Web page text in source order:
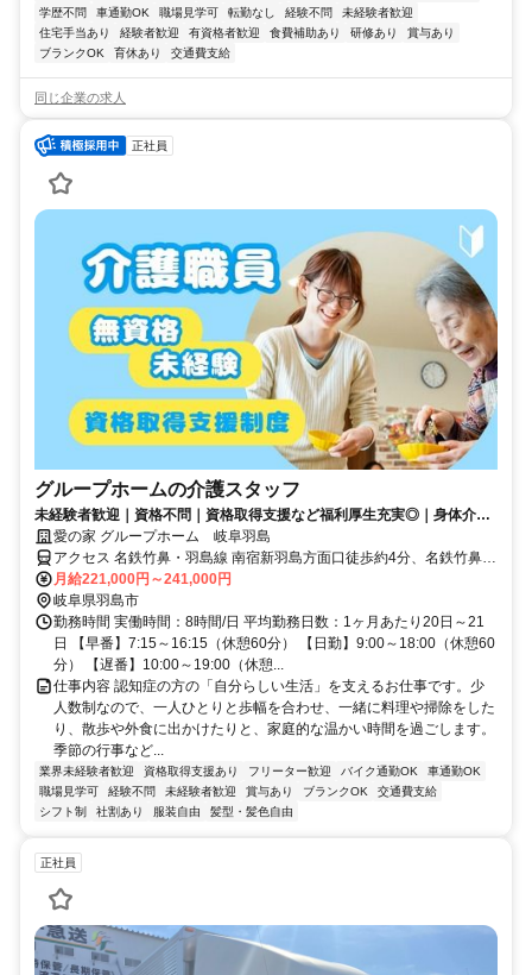
学歴不問
車通勤OK 職場見学可 転勤なし 経験不問
未経験者歓迎
住宅手当あり
経験者歓迎 有資格者歓迎 食費補助あり 研修あり
賞与あり
ブランクOK
育休あり 交通費支給
同じ企業の求人
正社員
グループホームの介護スタッフ
未経験者歓迎｜資格不問｜資格取得支援など福利厚生充実◎｜身体介助
少なめ（対話が中心）
愛の家 グループホーム 岐阜羽島
アクセス 名鉄竹鼻・羽島線 南宿新羽島方面口徒歩約4分、名鉄竹鼻・
羽島線/名鉄名古屋本線 須賀徒歩約15分、名鉄竹鼻・羽島線/名鉄名古
屋本線 不破一色徒歩約26分 名鉄竹鼻線「南宿駅」より徒歩9分
月給221,000円～241,000円
岐阜県羽島市
勤務時間 実働時間：8時間/日 平均勤務日数：1ヶ月あたり20日～21
日 【早番】7:15～16:15（休憩60分） 【日勤】9:00～18:00（休憩60
分） 【遅番】10:00～19:00（休憩...
仕事内容 認知症の方の「自分らしい生活」を支えるお仕事です。少
人数制なので、一人ひとりと歩幅を合わせ、一緒に料理や掃除をした
り、散歩や外食に出かけたりと、家庭的な温かい時間を過ごします。
季節の行事など...
業界未経験者歓迎 資格取得支援あり フリーター歓迎 バイク通勤OK
車通勤OK
職場見学可
経験不問 未経験者歓迎 賞与あり ブランクOK
交通費支給
シフト制
社割あり 服装自由 髪型・髪色自由
正社員